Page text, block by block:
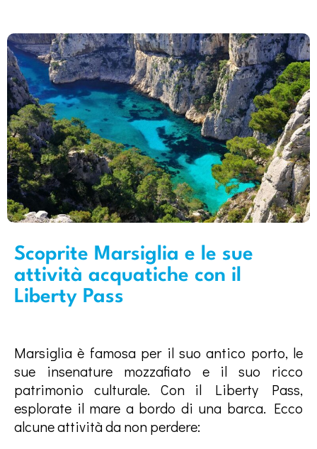
Scoprite Marsiglia e le sue
attività acquatiche con il
Liberty Pass
Marsiglia è famosa per il suo antico porto, le
sue insenature mozzafiato e il suo ricco
patrimonio culturale. Con il Liberty Pass,
esplorate il mare a bordo di una barca. Ecco
alcune attività da non perdere: